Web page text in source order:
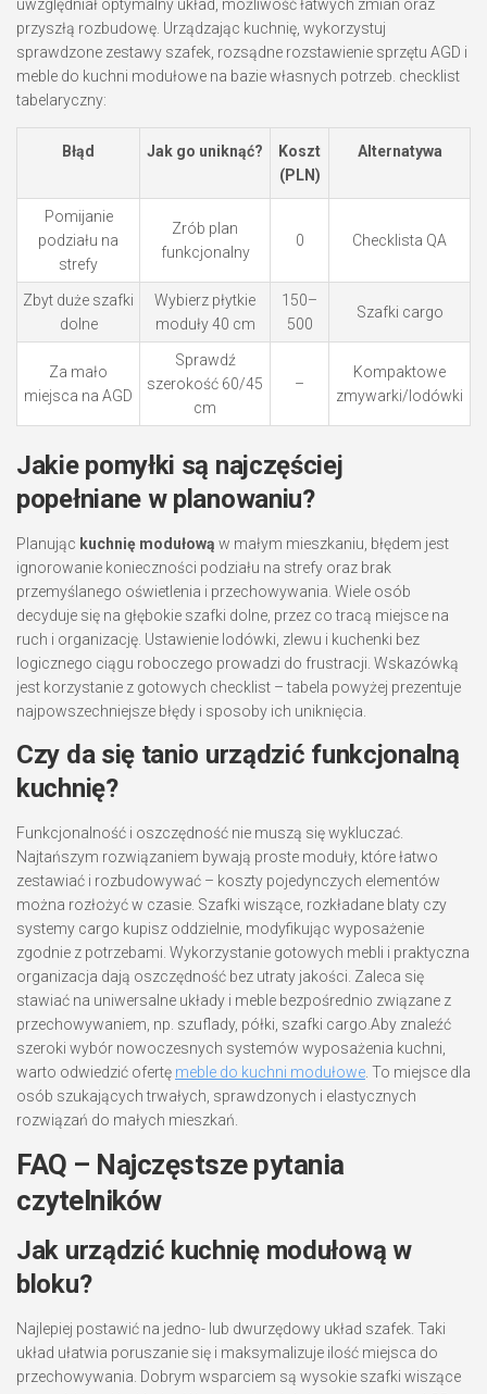
uwzględniał optymalny układ, możliwość łatwych zmian oraz
przyszłą rozbudowę. Urządzając kuchnię, wykorzystuj
sprawdzone zestawy szafek, rozsądne rozstawienie sprzętu AGD i
meble do kuchni modułowe na bazie własnych potrzeb. checklist
tabelaryczny:
Błąd Jak go uniknąć?
Koszt
(PLN)
Alternatywa
Pomijanie
podziału na
strefy
Zrób plan
funkcjonalny
0 Checklista QA
Zbyt duże szafki
dolne
Wybierz płytkie
moduły 40 cm
150–
500
Szafki cargo
Za mało
miejsca na AGD
Sprawdź
szerokość 60/45
cm
–
Kompaktowe
zmywarki/lodówki
Jakie pomyłki są najczęściej
popełniane w planowaniu?
Planując kuchnię modułową w małym mieszkaniu, błędem jest
ignorowanie konieczności podziału na strefy oraz brak
przemyślanego oświetlenia i przechowywania. Wiele osób
decyduje się na głębokie szafki dolne, przez co tracą miejsce na
ruch i organizację. Ustawienie lodówki, zlewu i kuchenki bez
logicznego ciągu roboczego prowadzi do frustracji. Wskazówką
jest korzystanie z gotowych checklist – tabela powyżej prezentuje
najpowszechniejsze błędy i sposoby ich uniknięcia.
Czy da się tanio urządzić funkcjonalną
kuchnię?
Funkcjonalność i oszczędność nie muszą się wykluczać.
Najtańszym rozwiązaniem bywają proste moduły, które łatwo
zestawiać i rozbudowywać – koszty pojedynczych elementów
można rozłożyć w czasie. Szafki wiszące, rozkładane blaty czy
systemy cargo kupisz oddzielnie, modyfikując wyposażenie
zgodnie z potrzebami. Wykorzystanie gotowych mebli i praktyczna
organizacja dają oszczędność bez utraty jakości. Zaleca się
stawiać na uniwersalne układy i meble bezpośrednio związane z
przechowywaniem, np. szuflady, półki, szafki cargo.Aby znaleźć
szeroki wybór nowoczesnych systemów wyposażenia kuchni,
warto odwiedzić ofertę meble do kuchni modułowe. To miejsce dla
osób szukających trwałych, sprawdzonych i elastycznych
rozwiązań do małych mieszkań.
FAQ – Najczęstsze pytania
czytelników
Jak urządzić kuchnię modułową w
bloku?
Najlepiej postawić na jedno- lub dwurzędowy układ szafek. Taki
układ ułatwia poruszanie się i maksymalizuje ilość miejsca do
przechowywania. Dobrym wsparciem są wysokie szafki wiszące